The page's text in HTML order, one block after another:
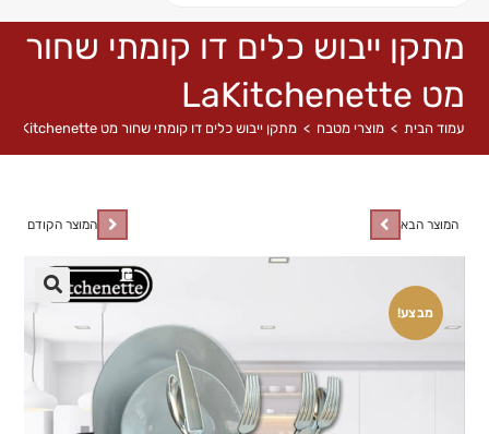
מתקן ייבוש כלים דו קומתי שחור
מט LaKitchenette
עמוד הבית > מוצרי מטבח > מתקן ייבוש כלים דו קומתי שחור מט LaKitchenette
מבצע!
המוצר הקודם המוצר הבא